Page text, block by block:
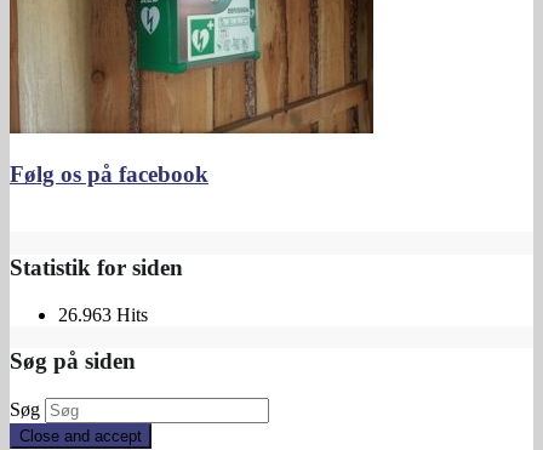
Følg os på facebook
Statistik for siden
26.963 Hits
Søg på siden
Søg